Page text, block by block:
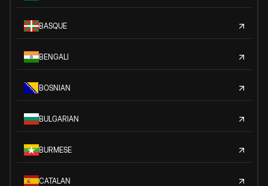
BASQUE
BENGALI
BOSNIAN
BULGARIAN
BURMESE
CATALAN